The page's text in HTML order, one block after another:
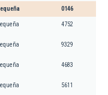
0146
4752
9329
4683
5611